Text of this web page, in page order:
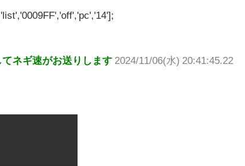
ネギ速がお送りします 2024/11/06(水) 20:41:45.22